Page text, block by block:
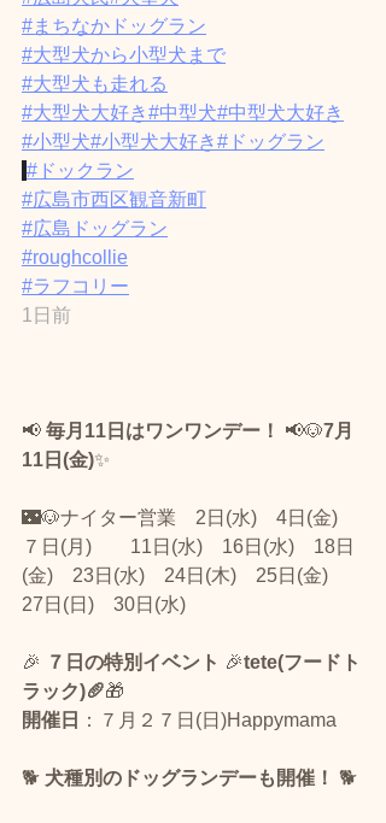
#まちなかドッグラン
#大型犬から小型犬まで
#大型犬も走れる
#大型犬大好き#中型犬#中型犬大好き
#小型犬#小型犬大好き#ドッグラン
#ドックラン
#広島市西区観音新町
#広島ドッグラン
#roughcollie
#ラフコリー
1日前
📢 毎月11日はワンワンデー！ 📢🐶7月
11日(金)✨
🌃🐶ナイター営業　2日(水)　4日(金)
７日(月)　　11日(水)　16日(水)　18日
(金)　23日(水)　24日(木)　25日(金)
27日(日)　30日(水)
🎉 ７日の特別イベント 🎉tete(フードト
ラック)🥖🎁
開催日
：７月２７日(日)Happymama
🐕 犬種別のドッグランデーも開催！ 🐕